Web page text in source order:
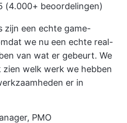
(4.000+ beoordelingen)
zijn een echte game-
we nu een echte real-
van wat er gebeurt. We
zien welk werk we hebben
er in
PMO